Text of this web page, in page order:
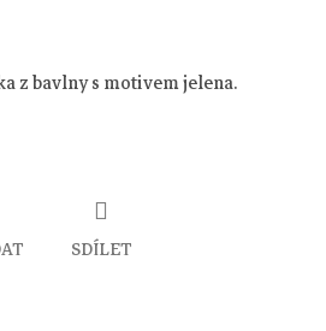
z bavlny s motivem jelena.
SDÍLET